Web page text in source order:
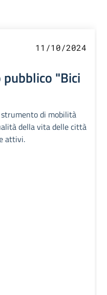
11/10/2024
"Bici
di mobilità
della vita delle città
attivi.